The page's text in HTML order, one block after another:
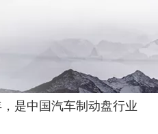
是中国汽车制动盘行业